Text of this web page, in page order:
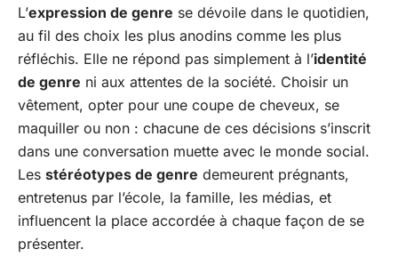
L’expression de genre se dévoile dans le quotidien,
au fil des choix les plus anodins comme les plus
réfléchis. Elle ne répond pas simplement à l’identité
de genre ni aux attentes de la société. Choisir un
vêtement, opter pour une coupe de cheveux, se
maquiller ou non : chacune de ces décisions s’inscrit
dans une conversation muette avec le monde social.
Les stéréotypes de genre demeurent prégnants,
entretenus par l’école, la famille, les médias, et
influencent la place accordée à chaque façon de se
présenter.